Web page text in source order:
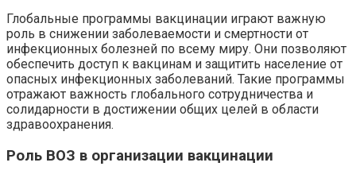
Глобальные программы вакцинации играют важную
роль в снижении заболеваемости и смертности от
инфекционных болезней по всему миру. Они позволяют
обеспечить доступ к вакцинам и защитить население от
опасных инфекционных заболеваний. Такие программы
отражают важность глобального сотрудничества и
солидарности в достижении общих целей в области
здравоохранения.
Роль ВОЗ в организации вакцинации